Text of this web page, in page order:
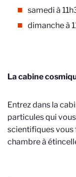
samedi à
dimanche à
La cabine
Entrez dans la
particules qui
scientifiques vous
chambre à